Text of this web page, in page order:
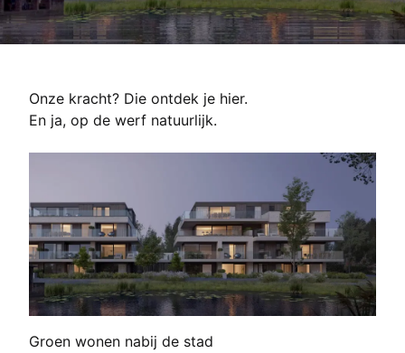
Onze kracht? Die ontdek je hier.
En ja, op de werf natuurlijk.
Groen wonen nabij de stad